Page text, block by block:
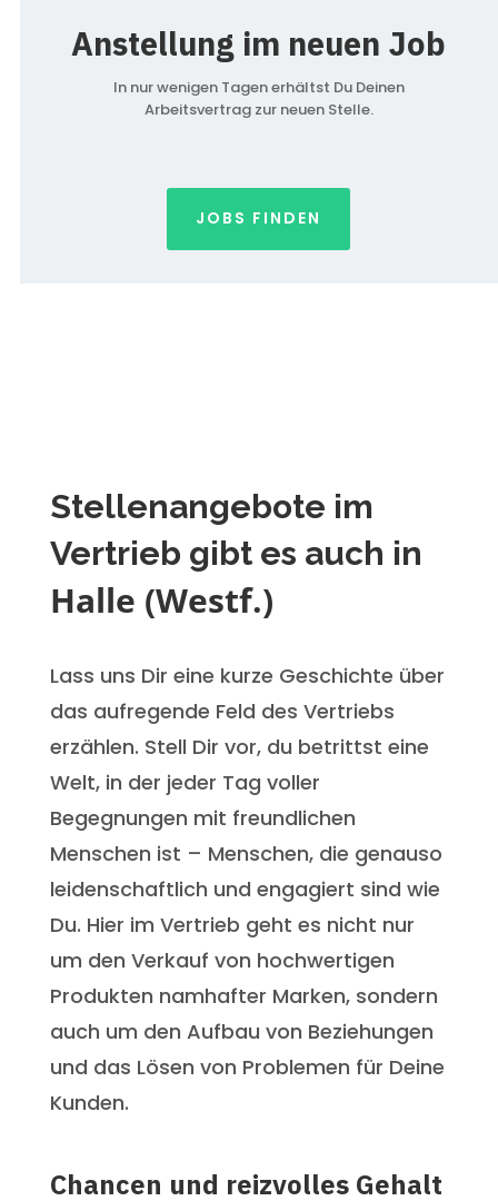
Anstellung im neuen Job
In nur wenigen Tagen erhältst Du Deinen
Arbeitsvertrag zur neuen Stelle.
JOBS FINDEN
Stellenangebote im
Vertrieb gibt es auch in
Halle (Westf.)
Lass uns Dir eine kurze Geschichte über
das aufregende Feld des Vertriebs
erzählen. Stell Dir vor, du betrittst eine
Welt, in der jeder Tag voller
Begegnungen mit freundlichen
Menschen ist – Menschen, die genauso
leidenschaftlich und engagiert sind wie
Du. Hier im Vertrieb geht es nicht nur
um den Verkauf von hochwertigen
Produkten namhafter Marken, sondern
auch um den Aufbau von Beziehungen
und das Lösen von Problemen für Deine
Kunden.
Chancen und reizvolles Gehalt